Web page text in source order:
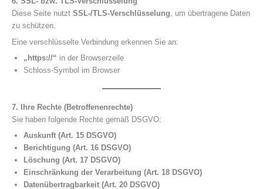
Diese Seite nutzt SSL-/TLS-Verschlüsselung, um übertragene Daten
zu schützen.
Eine verschlüsselte Verbindung erkennen Sie an:
„https://“ in der Browserzeile
Schloss-Symbol im Browser
7. Ihre Rechte (Betroffenenrechte)
Sie haben folgende Rechte gemäß DSGVO:
Auskunft (Art. 15 DSGVO)
Berichtigung (Art. 16 DSGVO)
Löschung (Art. 17 DSGVO)
Einschränkung der Verarbeitung (Art. 18 DSGVO)
Datenübertragbarkeit (Art. 20 DSGVO)